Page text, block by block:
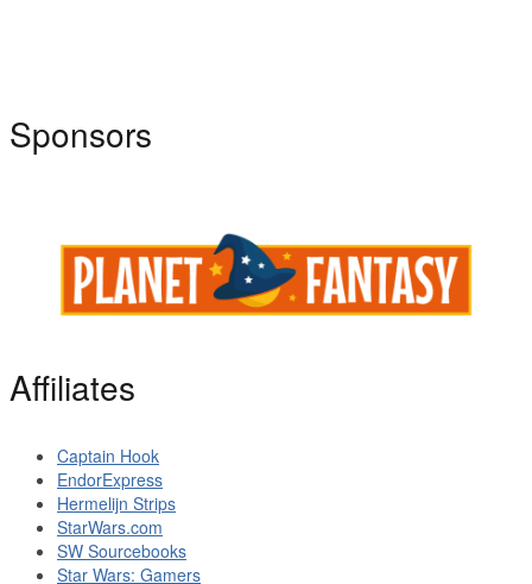
Sponsors
Affiliates
Captain Hook
EndorExpress
Hermelijn Strips
StarWars.com
SW Sourcebooks
Star Wars: Gamers